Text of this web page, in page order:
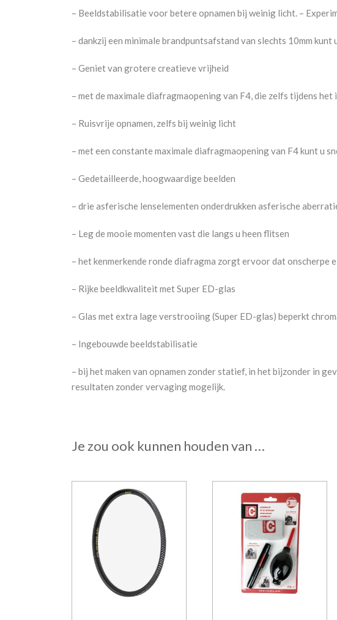
– Beeldstabilisatie voor betere opnamen bij weinig licht. –
– dankzij een minimale brandpuntsafstand van slechts 10mm
– Geniet van grotere creatieve vrijheid
– met de maximale diafragmaopening van F4, die zelfs tijdens
– Ruisvrije opnamen, zelfs bij weinig licht
– met een constante maximale diafragmaopening van F4 kunt u
– Gedetailleerde, hoogwaardige beelden
– drie asferische lenselementen onderdrukken asferische
– Leg de mooie momenten vast die langs u heen flitsen
– het kenmerkende ronde diafragma zorgt ervoor dat onscherpe
– Rijke beeldkwaliteit met Super ED-glas
– Glas met extra lage verstrooiing (Super ED-glas) beperkt
– Ingebouwde beeldstabilisatie
– bij het maken van opnamen zonder statief, in het bijzonder in
resultaten zonder vervaging mogelijk.
Je zou ook kunnen houden van …